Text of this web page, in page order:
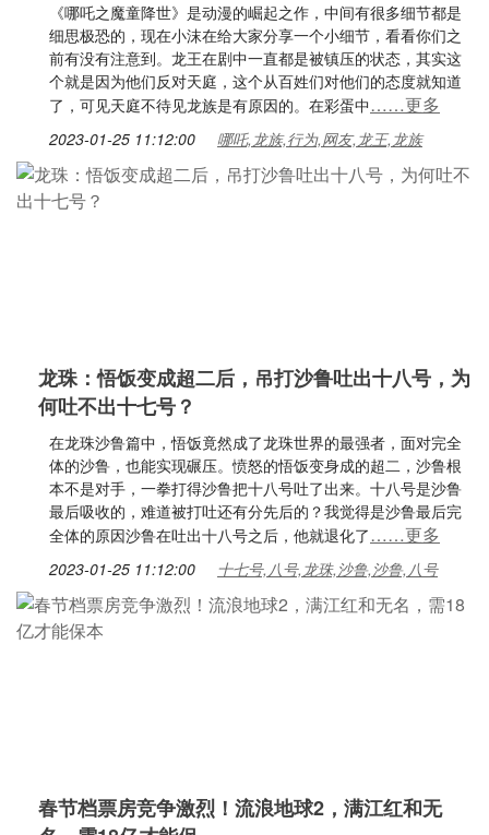
《哪吒之魔童降世》是动漫的崛起之作，中间有很多细节都是
细思极恐的，现在小沫在给大家分享一个小细节，看看你们之
前有没有注意到。龙王在剧中一直都是被镇压的状态，其实这
个就是因为他们反对天庭，这个从百姓们对他们的态度就知道
了，可见天庭不待见龙族是有原因的。在彩蛋中……更多
2023-01-25 11:12:00 哪吒,龙族,行为,网友,龙王,龙族
龙珠：悟饭变成超二后，吊打沙鲁吐出十八号，为
何吐不出十七号？
在龙珠沙鲁篇中，悟饭竟然成了龙珠世界的最强者，面对完全
体的沙鲁，也能实现碾压。愤怒的悟饭变身成的超二，沙鲁根
本不是对手，一拳打得沙鲁把十八号吐了出来。十八号是沙鲁
最后吸收的，难道被打吐还有分先后的？我觉得是沙鲁最后完
全体的原因沙鲁在吐出十八号之后，他就退化了……更多
2023-01-25 11:12:00 十七号,八号,龙珠,沙鲁,沙鲁,八号
春节档票房竞争激烈！流浪地球2，满江红和无